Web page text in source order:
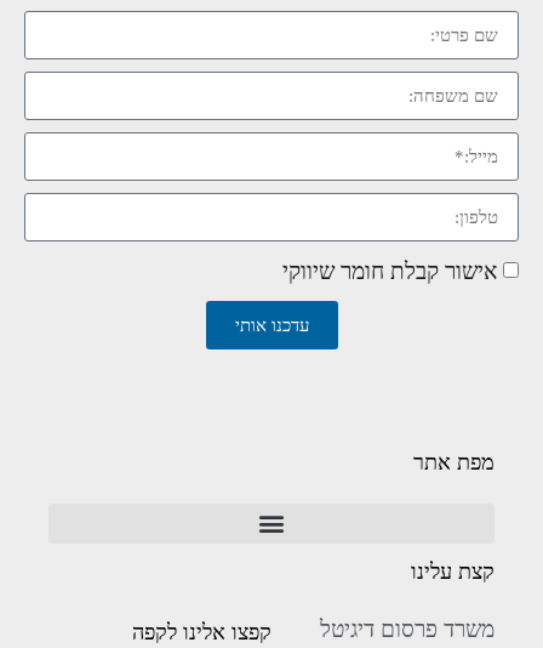
אישור קבלת חומר שיווקי
עדכנו אותי
מפת אתר
קצת עלינו
משרד פרסום דיגיטל
קפצו אלינו לקפה